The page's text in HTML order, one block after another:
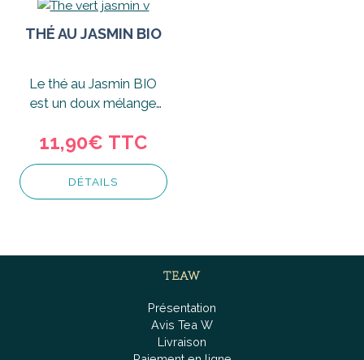
THÉ AU JASMIN BIO
Le thé au Jasmin BIO
est un doux mélange
Jasmin.
11,90€ TTC
DÉTAILS
TEAW
Présentation
Avis Tea W
Livraison